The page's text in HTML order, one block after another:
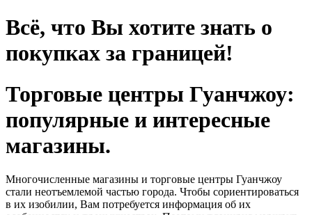
Всё, что Вы хотите знать о
покупках за границей!
Торговые центры Гуанчжоу:
популярные и интересные
магазины.
Многочисленные магазины и торговые центры Гуанчжоу
стали неотъемлемой частью города. Чтобы сориентироваться
в их изобилии, Вам потребуется информация об их